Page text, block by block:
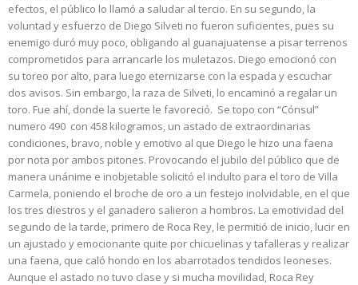
efectos, el público lo llamó a saludar al tercio. En su segundo, la
voluntad y esfuerzo de Diego Silveti no fueron suficientes, pues su
enemigo duró muy poco, obligando al guanajuatense a pisar terrenos
comprometidos para arrancarle los muletazos. Diego emocionó con
su toreo por alto, para luego eternizarse con la espada y escuchar
dos avisos. Sin embargo, la raza de Silveti, lo encaminó a regalar un
toro. Fue ahí, donde la suerte le favoreció. Se topo con “Cónsul”
numero 490 con 458 kilogramos, un astado de extraordinarias
condiciones, bravo, noble y emotivo al que Diego le hizo una faena
por nota por ambos pitones. Provocando el jubilo del público que de
manera unánime e inobjetable solicitó el indulto para el toro de Villa
Carmela, poniendo el broche de oro a un festejo inolvidable, en el que
los tres diestros y el ganadero salieron a hombros. La emotividad del
segundo de la tarde, primero de Roca Rey, le permitió de inicio, lucir en
un ajustado y emocionante quite por chicuelinas y tafalleras y realizar
una faena, que caló hondo en los abarrotados tendidos leoneses.
Aunque el astado no tuvo clase y si mucha movilidad, Roca Rey